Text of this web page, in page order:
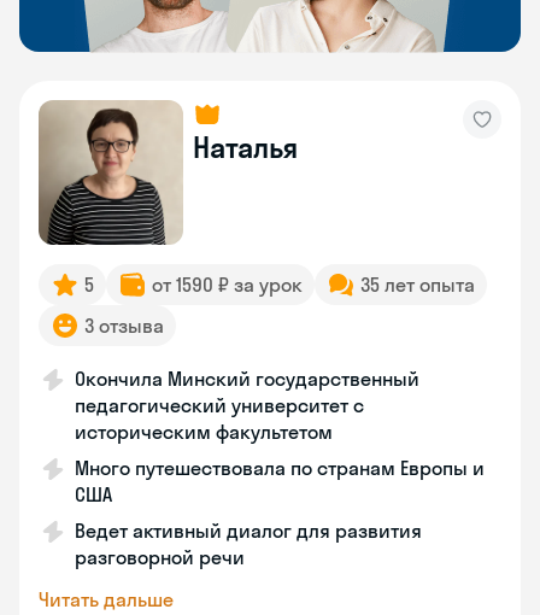
Наталья
5 от 1590 ₽ за урок
35 лет опыта
3 отзыва
Окончила Минский государственный
педагогический университет с
историческим факультетом
Много путешествовала по странам Европы и
США
Ведет активный диалог для развития
разговорной речи
Читать дальше